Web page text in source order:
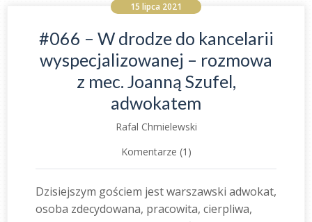
15 lipca 2021
#066 – W drodze do kancelarii
wyspecjalizowanej – rozmowa
z mec. Joanną Szufel,
adwokatem
Rafal Chmielewski
Komentarze (1)
Dzisiejszym gościem jest warszawski adwokat,
osoba zdecydowana, pracowita, cierpliwa,